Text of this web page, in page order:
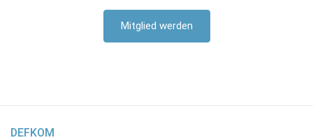
Mitglied werden
DEFKOM